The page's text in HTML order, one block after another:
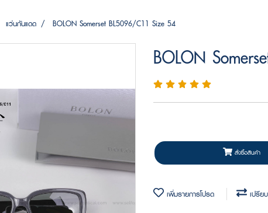
แว่นกันแดด BOLON Somerset BL5096/C11 Size 54
BOLON
สั่งซื้อสินค้า
เพิ่มรายการโปรด เปรีย